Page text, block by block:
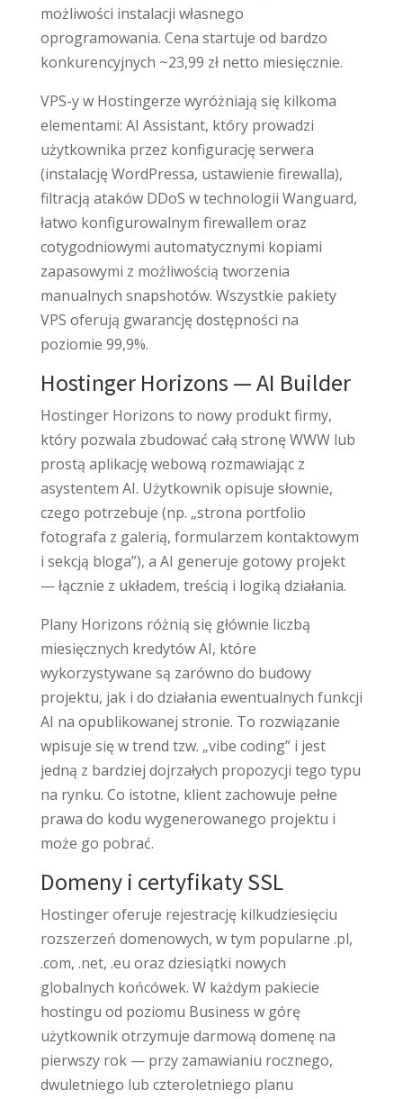
możliwości instalacji własnego
oprogramowania. Cena startuje od bardzo
konkurencyjnych ~23,99 zł netto miesięcznie.
VPS-y w Hostingerze wyróżniają się kilkoma
elementami: AI Assistant, który prowadzi
użytkownika przez konfigurację serwera
(instalację WordPressa, ustawienie firewalla),
filtracją ataków DDoS w technologii Wanguard,
łatwo konfigurowalnym firewallem oraz
cotygodniowymi automatycznymi kopiami
zapasowymi z możliwością tworzenia
manualnych snapshotów. Wszystkie pakiety
VPS oferują gwarancję dostępności na
poziomie 99,9%.
Hostinger Horizons — AI Builder
Hostinger Horizons to nowy produkt firmy,
który pozwala zbudować całą stronę WWW lub
prostą aplikację webową rozmawiając z
asystentem AI. Użytkownik opisuje słownie,
czego potrzebuje (np. „strona portfolio
fotografa z galerią, formularzem kontaktowym
i sekcją bloga”), a AI generuje gotowy projekt
— łącznie z układem, treścią i logiką działania.
Plany Horizons różnią się głównie liczbą
miesięcznych kredytów AI, które
wykorzystywane są zarówno do budowy
projektu, jak i do działania ewentualnych funkcji
AI na opublikowanej stronie. To rozwiązanie
wpisuje się w trend tzw. „vibe coding” i jest
jedną z bardziej dojrzałych propozycji tego typu
na rynku. Co istotne, klient zachowuje pełne
prawa do kodu wygenerowanego projektu i
może go pobrać.
Domeny i certyfikaty SSL
Hostinger oferuje rejestrację kilkudziesięciu
rozszerzeń domenowych, w tym popularne .pl,
.com, .net, .eu oraz dziesiątki nowych
globalnych końcówek. W każdym pakiecie
hostingu od poziomu Business w górę
użytkownik otrzymuje darmową domenę na
pierwszy rok — przy zamawianiu rocznego,
dwuletniego lub czteroletniego planu